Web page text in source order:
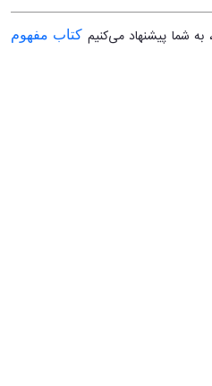
به شما پیشنهاد می‌کنیم کتاب مفهوم